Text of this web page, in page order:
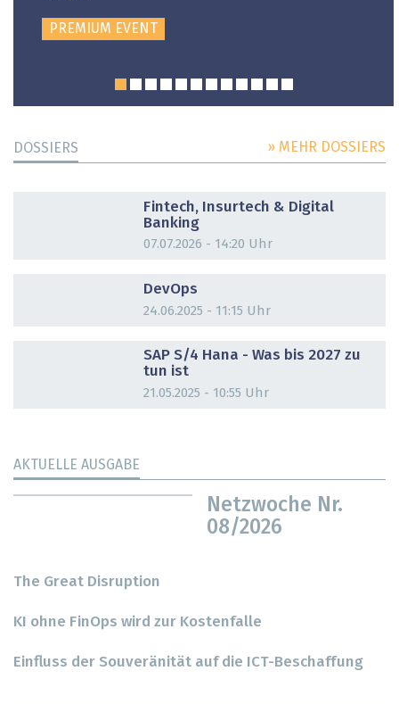
PREMIUM EVENT
DOSSIERS » MEHR DOSSIERS
Fintech, Insurtech & Digital
Banking
07.07.2026 - 14:20 Uhr
DevOps
24.06.2025 - 11:15 Uhr
SAP S/4 Hana - Was bis 2027 zu
tun ist
21.05.2025 - 10:55 Uhr
AKTUELLE AUSGABE
Netzwoche Nr.
08/2026
The Great Disruption
KI ohne FinOps wird zur Kostenfalle
Einfluss der Souveränität auf die ICT-Beschaffung